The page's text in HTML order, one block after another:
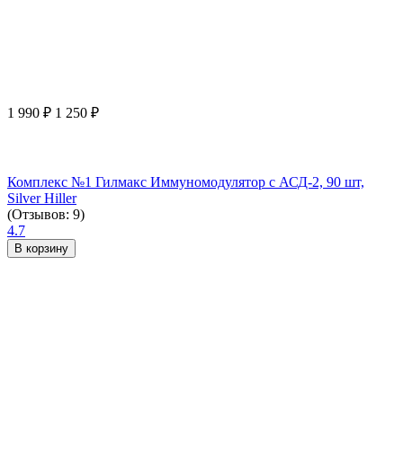
1 990 ₽ 1 250 ₽
Комплекс №1 Гилмакс Иммуномодулятор с АСД-2, 90 шт,
Silver Hiller
(Отзывов: 9)
4.7
В корзину